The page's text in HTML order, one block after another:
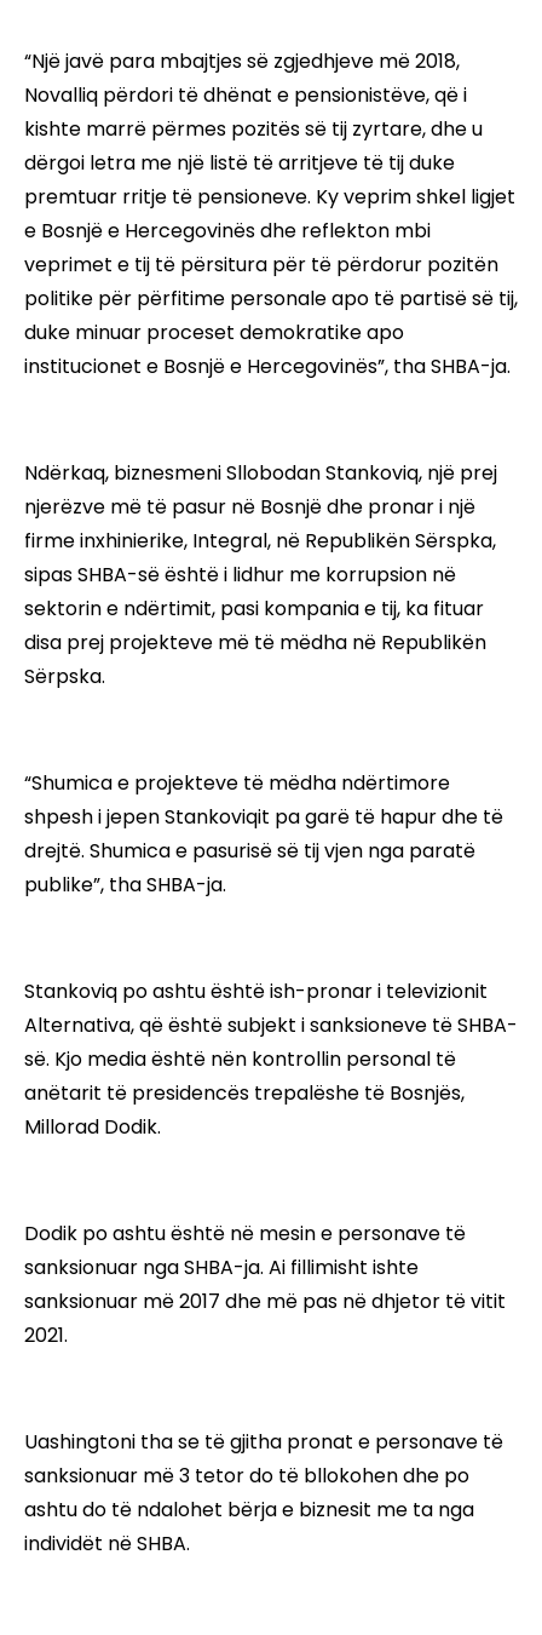
“Një javë para mbajtjes së zgjedhjeve më 2018,
Novalliq përdori të dhënat e pensionistëve, që i
kishte marrë përmes pozitës së tij zyrtare, dhe u
dërgoi letra me një listë të arritjeve të tij duke
premtuar rritje të pensioneve. Ky veprim shkel ligjet
e Bosnjë e Hercegovinës dhe reflekton mbi
veprimet e tij të përsitura për të përdorur pozitën
politike për përfitime personale apo të partisë së tij,
duke minuar proceset demokratike apo
institucionet e Bosnjë e Hercegovinës”, tha SHBA-ja.
Ndërkaq, biznesmeni Sllobodan Stankoviq, një prej
njerëzve më të pasur në Bosnjë dhe pronar i një
firme inxhinierike, Integral, në Republikën Sërspka,
sipas SHBA-së është i lidhur me korrupsion në
sektorin e ndërtimit, pasi kompania e tij, ka fituar
disa prej projekteve më të mëdha në Republikën
Sërpska.
“Shumica e projekteve të mëdha ndërtimore
shpesh i jepen Stankoviqit pa garë të hapur dhe të
drejtë. Shumica e pasurisë së tij vjen nga paratë
publike”, tha SHBA-ja.
Stankoviq po ashtu është ish-pronar i televizionit
Alternativa, që është subjekt i sanksioneve të SHBA-
së. Kjo media është nën kontrollin personal të
anëtarit të presidencës trepalëshe të Bosnjës,
Millorad Dodik.
Dodik po ashtu është në mesin e personave të
sanksionuar nga SHBA-ja. Ai fillimisht ishte
sanksionuar më 2017 dhe më pas në dhjetor të vitit
2021.
Uashingtoni tha se të gjitha pronat e personave të
sanksionuar më 3 tetor do të bllokohen dhe po
ashtu do të ndalohet bërja e biznesit me ta nga
individët në SHBA.